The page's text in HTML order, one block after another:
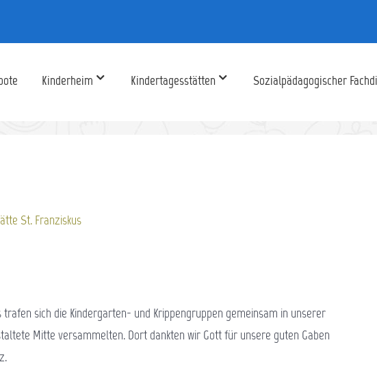
Kinderheim Kindertagesstätten Sozialpädagogischer
St. Franziskus
sich die Kindergarten- und Krippengruppen gemeinsam in unserer
Mitte versammelten. Dort dankten wir Gott für unsere guten Gaben